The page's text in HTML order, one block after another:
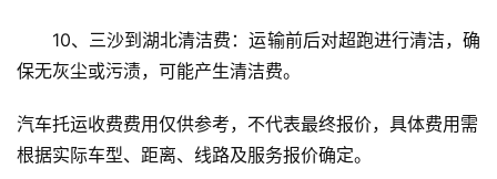
10、三沙到湖北清洁费：运输前后对超跑进行清洁，确
保无灰尘或污渍，可能产生清洁费。
汽车托运收费费用仅供参考，不代表最终报价，具体费用需
根据实际车型、距离、线路及服务报价确定。